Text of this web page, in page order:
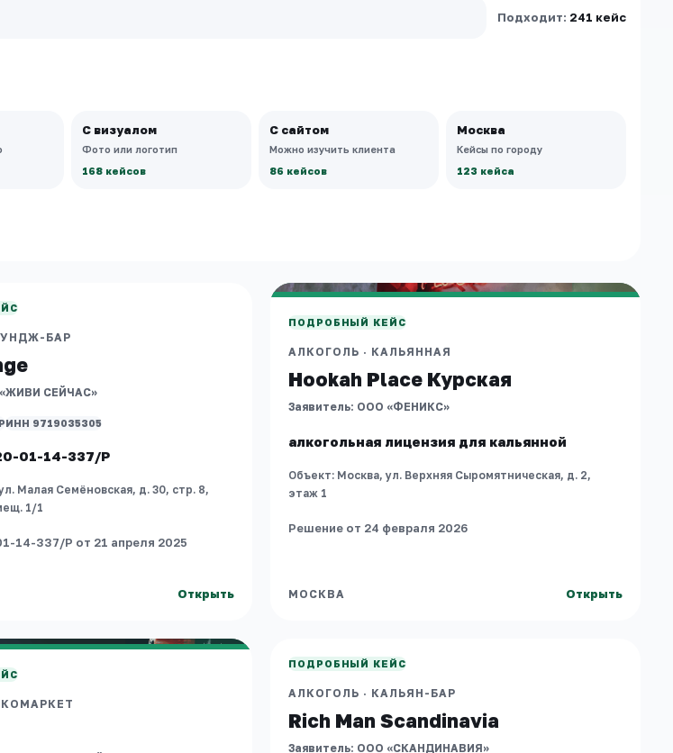
Подходит: 241 кейс
С визуалом
Фото или логотип
168 кейсов
С сайтом
Можно изучить клиента
86 кейсов
Москва
Кейсы по городу
123 кейса
БАР
БАР
СЕЙЧАС»
ИНН 9719035305
01-14-337/Р
Малая Семёновская, д. 30, стр. 8,
1/1
14-337/Р от 21 апреля 2025
Открыть
ПОДРОБНЫЙ КЕЙС
АЛКОГОЛЬ · КАЛЬЯННАЯ
Hookah Place Курская
Заявитель: ООО «ФЕНИКС»
алкогольная лицензия для кальянной
Объект: Москва, ул. Верхняя Сыромятническая, д. 2,
этаж 1
Решение от 24 февраля 2026
МОСКВА Открыть
АЛКОГОЛЬ·КАЛЬЯН-БАР
МОСКВА
ПОДРОБНЫЙ КЕЙС
АЛКОГОЛЬ · КАЛЬЯН-БАР
Rich Man Scandinavia
Заявитель: ООО «СКАНДИНАВИЯ»